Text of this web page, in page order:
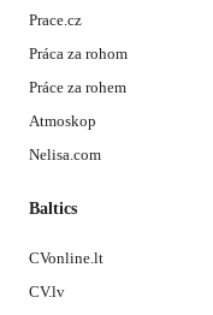
Prace.cz
Práca za rohom
Práce za rohem
Atmoskop
Nelisa.com
Baltics
CVonline.lt
CV.lv